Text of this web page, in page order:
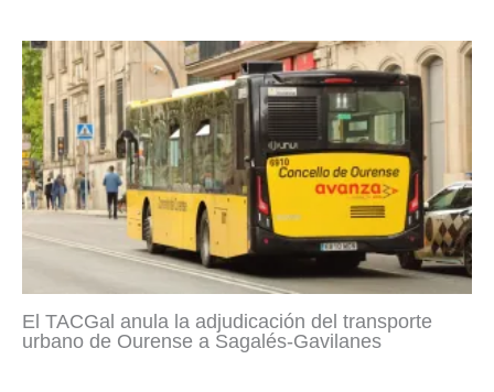
El TACGal anula la adjudicación del transporte
urbano de Ourense a Sagalés-Gavilanes